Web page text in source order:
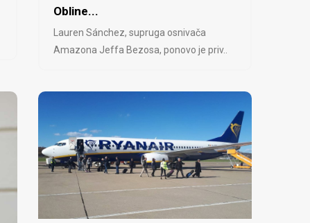
Obline...
Lauren Sánchez, supruga osnivača
Amazona Jeffa Bezosa, ponovo je priv..